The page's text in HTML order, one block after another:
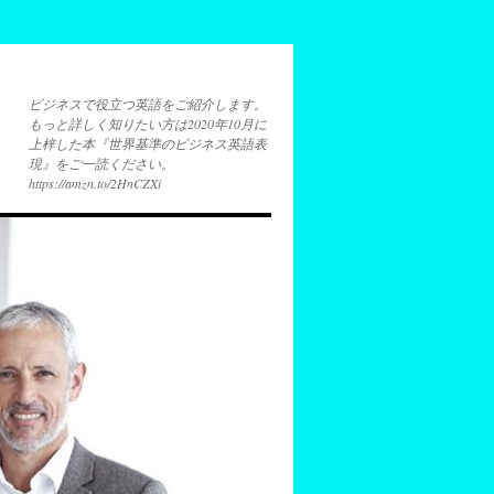
ビジネスで役立つ英語をご紹介します。
もっと詳しく知りたい方は2020年10月に
上梓した本『世界基準のビジネス英語表
現』をご一読ください。
https://amzn.to/2HnCZXi